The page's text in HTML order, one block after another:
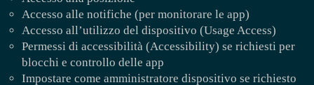
Accesso alle notifiche (per monitorare le app)
Accesso all’utilizzo del dispositivo (Usage Access)
Permessi di accessibilità (Accessibility) se richiesti per
blocchi e controllo delle app
Impostare come amministratore dispositivo se richiesto